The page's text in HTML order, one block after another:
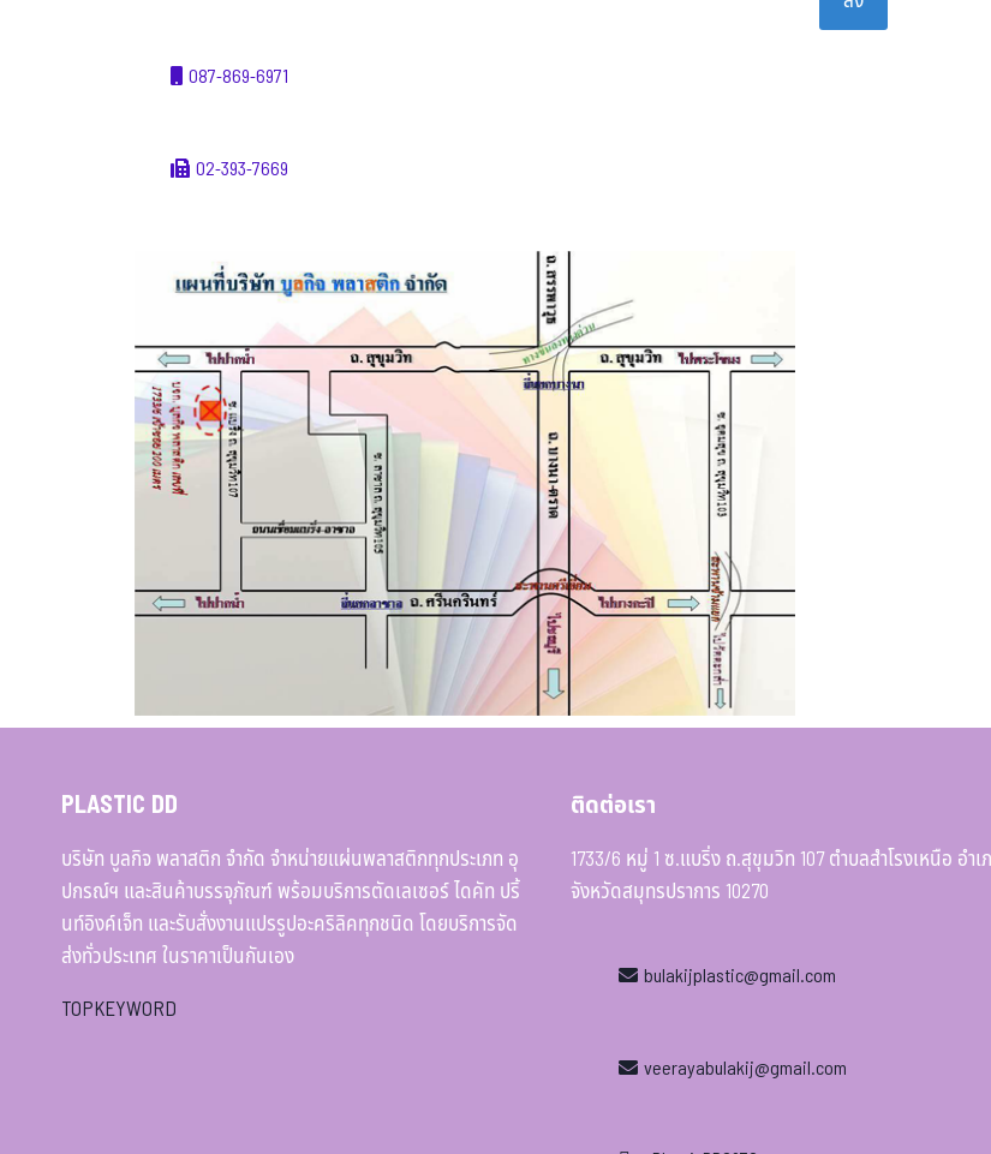
087-869-6971
02-393-7669
PLASTIC DD
บริษัท บูลกิจ พลาสติก จำกัด จำหน่ายแผ่นพลาสติกทุกประเภท อุ
ปกรณ์ฯ และสินค้าบรรจุภัณฑ์ พร้อมบริการตัดเลเซอร์ ไดคัท ปริ้
นท์อิงค์เจ็ท และรับสั่งงานแปรรูปอะคริลิคทุกชนิด โดยบริการจัด
ส่งทั่วประเทศ ในราคาเป็นกันเอง
TOPKEYWORD
ติดต่อเรา
1733/6 หมู่ 1 ซ.แบริ่ง ถ.สุขุมวิท 107 ตำบลสำโรงเหนือ อำเ
จังหวัดสมุทรปราการ 10270
bulakijplastic@gmail.com
veerayabulakij@gmail.com